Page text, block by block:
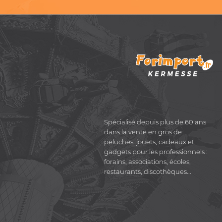
Spécialisé depuis plus de 60 ans
dans la vente en gros de
peluches, jouets, cadeaux et
gadgets pour les professionnels :
forains, associations, écoles,
restaurants, discothèques...